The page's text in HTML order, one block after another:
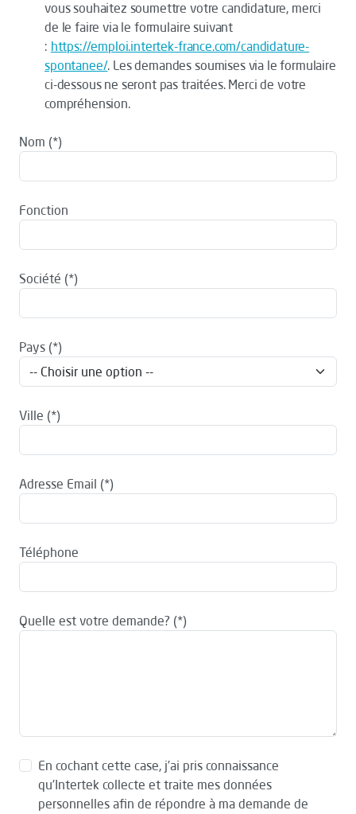
vous souhaitez soumettre votre candidature, merci
de le faire via le formulaire suivant
: https://emploi.intertek-france.com/candidature-
spontanee/. Les demandes soumises via le formulaire
ci-dessous ne seront pas traitées. Merci de votre
compréhension.
Nom
Fonction
Société
Pays
Ville
Adresse Email
Téléphone
Quelle est votre demande?
En cochant cette case, j’ai pris connaissance
qu’Intertek collecte et traite mes données
personnelles afin de répondre à ma demande de